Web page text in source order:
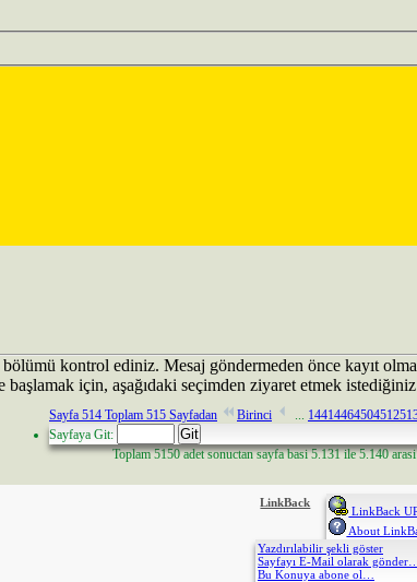
kontrol ediniz. Mesaj göndermeden önce kayıt
başlamak için, aşağıdaki seçimden ziyaret etmek
Sayfa 514 Toplam 515 Sayfadan Birinci ... 14414464504512
Sayfaya Git:
Toplam 5150 adet sonuctan sayfa basi 5.131 ile 5.140
LinkBack
LinkBack
About
Yazdırılabilir şekli göster
Sayfayı E-Mail olarak gönder…
Bu Konuya abone ol…